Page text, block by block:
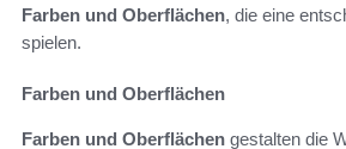
Farben und Oberflächen, die eine
spielen.
Farben und Oberflächen
Farben und Oberflächen gestalten die